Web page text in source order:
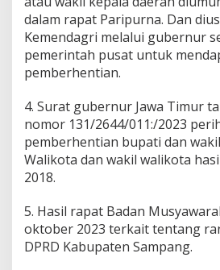
dalam rapat Paripurna. Dan
Kemendagri melalui gubernur
pemerintah pusat untuk
pemberhentian.
4. Surat gubernur Jawa Timur
nomor 131/2644/011:/2023
pemberhentian bupati dan
Walikota dan wakil walikota
2018.
5. Hasil rapat Badan
oktober 2023 terkait tentang
DPRD Kabupaten Sampang.